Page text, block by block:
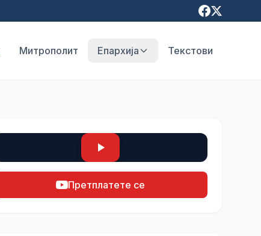
Митрополит Епархија Текстови
Претплатете се